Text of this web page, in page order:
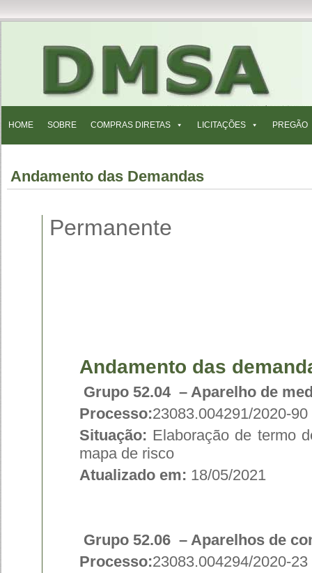
HOME SOBRE COMPRAS DIRETAS LICITAÇÕES PREGÃO
Andamento das Demandas
Permanente
Andamento das
Grupo 52.04 – Aparelho de
Processo:23083.004291/2020-90
Situação: Elaboração de termo
mapa de risco
Atualizado em: 18/05/2021
Grupo 52.06 – Aparelhos de
Processo:23083.004294/2020-23